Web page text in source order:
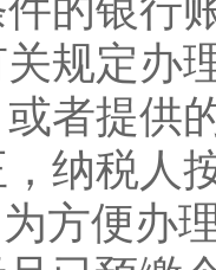
规定办
或者提供
纳税人
便办理